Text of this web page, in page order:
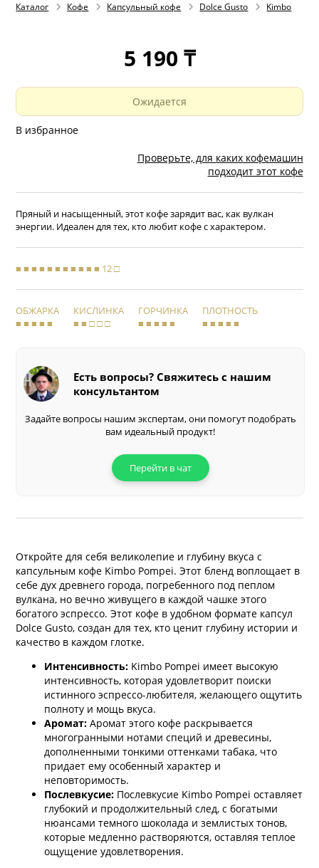
Каталог Кофе Капсульный кофе Dolce Gusto Kimbo
5 190 ₸
Ожидается
В избранное
Проверьте, для каких кофемашин
подходит этот кофе
Пряный и насыщенный, этот кофе зарядит вас, как вулкан
энергии. Идеален для тех, кто любит кофе с характером.
■ ■ ■ ■ ■ ■ ■ ■ ■ ■ ■ 12 □
ОБЖАРКА
■ ■ ■ ■ ■
КИСЛИНКА
■ ■ □ □ □
ГОРЧИНКА
■ ■ ■ ■ ■
ПЛОТНОСТЬ
■ ■ ■ ■ ■
Есть вопросы? Свяжитесь с нашим
консультантом
Задайте вопросы нашим экспертам, они помогут подобрать
вам идеальный продукт!
Перейти в чат
Откройте для себя великолепие и глубину вкуса с
капсульным кофе Kimbo Pompei. Этот бленд воплощает в
себе дух древнего города, погребенного под пеплом
вулкана, но вечно живущего в каждой чашке этого
богатого эспрессо. Этот кофе в удобном формате капсул
Dolce Gusto, создан для тех, кто ценит глубину истории и
качество в каждом глотке.
Интенсивность: Kimbo Pompei имеет высокую
интенсивность, которая удовлетворит поиски
истинного эспрессо-любителя, желающего ощутить
полноту и мощь вкуса.
Аромат: Аромат этого кофе раскрывается
многогранными нотами специй и древесины,
дополненными тонкими оттенками табака, что
придает ему особенный характер и
неповторимость.
Послевкусие: Послевкусие Kimbo Pompei оставляет
глубокий и продолжительный след, с богатыми
нюансами темного шоколада и землистых тонов,
которые медленно растворяются, оставляя теплое
ощущение удовлетворения.